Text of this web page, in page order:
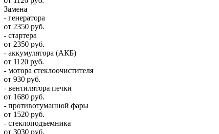
Замена
- генератора
от 2350 руб.
- стартера
от 2350 руб.
- аккумулятора (АКБ)
от 1120 руб.
- мотора стеклоочистителя
от 930 руб.
- вентилятора печки
от 1680 руб.
- противотуманной фары
от 1520 руб.
- стеклоподъемника
от 3030 руб.